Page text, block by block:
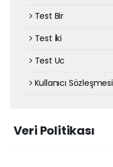
Test Bir
Test İki
Test Uc
Kullanıcı Sözleşmesi
Veri Politikası